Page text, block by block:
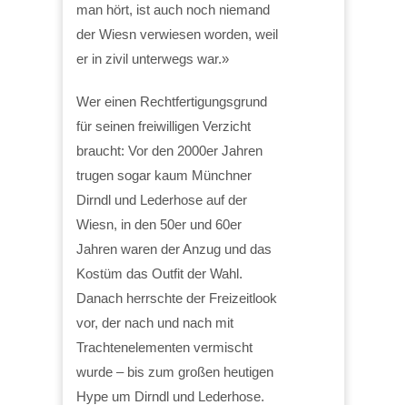
man hört, ist auch noch niemand
der Wiesn verwiesen worden, weil
er in zivil unterwegs war.»
Wer einen Rechtfertigungsgrund
für seinen freiwilligen Verzicht
braucht: Vor den 2000er Jahren
trugen sogar kaum Münchner
Dirndl und Lederhose auf der
Wiesn, in den 50er und 60er
Jahren waren der Anzug und das
Kostüm das Outfit der Wahl.
Danach herrschte der Freizeitlook
vor, der nach und nach mit
Trachtenelementen vermischt
wurde – bis zum großen heutigen
Hype um Dirndl und Lederhose.